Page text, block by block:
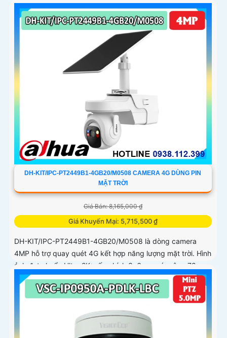
DH-KIT/IPC-PT2449B1-4GB20/M0508 CAMERA 4G DÙNG PIN
MẶT TRỜI
Giá Bán: 8,165,000 ₫
Giá Khuyến Mại: 5,715,500 ₫
DH-KIT/IPC-PT2449B1-4GB20/M0508 là dòng camera
4MP hỗ trợ quay quét 4G kết hợp năng lượng mặt trời. Hình
ảnh đạt chuẩn Ultra 2K+, ống kính 3. 6mm góc rộng 78